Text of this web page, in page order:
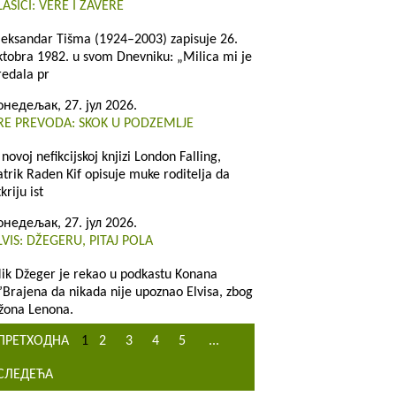
VERE I ZAVERE
Tišma (1924–2003) zapisuje 26.
1982. u svom Dnevniku: „Milica mi je
pr
27. јул 2026.
PREVODA: SKOK U PODZEMLJE
novoj nefikcijskoj knjizi London Falling,
Raden Kif opisuje muke roditelja da
ist
27. јул 2026.
DŽEGERU, PITAJ POLA
Džeger je rekao u podkastu Konana
da nikada nije upoznao Elvisa, zbog
Lenona.
ПРЕТХОДНА 1 2 3 4 5 ...